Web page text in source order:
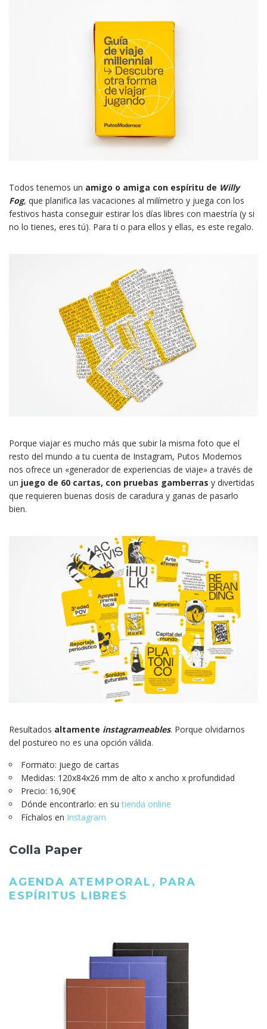
Todos tenemos un amigo o amiga con espíritu de Willy
Fog, que planifica las vacaciones al milímetro y juega con los
festivos hasta conseguir estirar los días libres con maestría (y si
no lo tienes, eres tú). Para ti o para ellos y ellas, es este regalo.
Porque viajar es mucho más que subir la misma foto que el
resto del mundo a tu cuenta de Instagram, Putos Modernos
nos ofrece un «generador de experiencias de viaje» a través de
un juego de 60 cartas, con pruebas gamberras y divertidas
que requieren buenas dosis de caradura y ganas de pasarlo
bien.
Resultados altamente instagrameables. Porque olvidarnos
del postureo no es una opción válida.
Formato: juego de cartas
Medidas: 120x84x26 mm de alto x ancho x profundidad
Precio: 16,90€
Dónde encontrarlo: en sutienda online
Fíchalos en Instagram
Colla Paper
AGENDA ATEMPORAL, PARA
ESPÍRITUS LIBRES